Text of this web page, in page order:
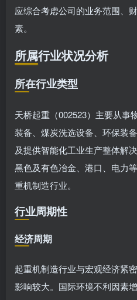
应综合考虑公司的业务范围、
素。
所属行业状况分析
所在行业类型
天桥起重（002523）主要从事
装备、煤炭洗选设备、环保装
及提供智能化工业生产整体解
黑色及有色冶金、港口、电力
重机制造行业。
行业周期性
经济周期
起重机制造行业与宏观经济紧
影响较大。国际环境不利因素